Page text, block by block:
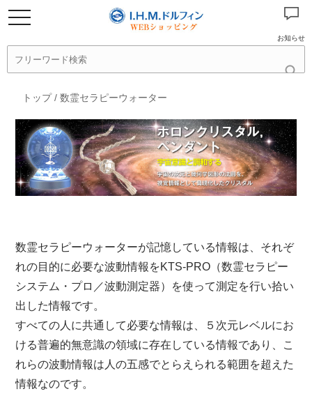
お知らせ
トップ/数霊セラピーウォーター
数霊セラピーウォーターが記憶している情報は、それぞ
れの目的に必要な波動情報をKTS-PRO（数霊セラピー
システム・プロ／波動測定器）を使って測定を行い拾い
出した情報です。
すべての人に共通して必要な情報は、５次元レベルにお
ける普遍的無意識の領域に存在している情報であり、こ
れらの波動情報は人の五感でとらえられる範囲を超えた
情報なのです。